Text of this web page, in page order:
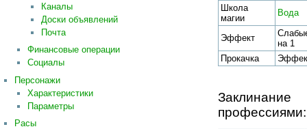
Каналы
Доски объявлений
Почта
Финансовые операции
Социалы
Персонажи
Характеристики
Параметры
Расы
Школа
магии
Вода
Эффект
на 1
Прокачка
профессиями: